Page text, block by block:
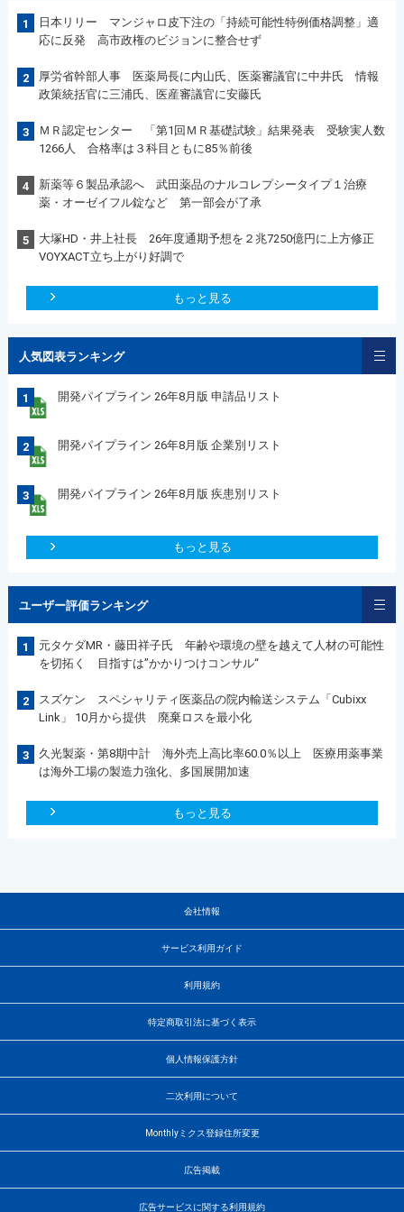
1
日本リリー マンジャロ皮下注の「持続可能性特例価格調整」適
応に反発 高市政権のビジョンに整合せず
2
厚労省幹部人事 医薬局長に内山氏、医薬審議官に中井氏 情報
政策統括官に三浦氏、医産審議官に安藤氏
3
ＭＲ認定センター 「第1回ＭＲ基礎試験」結果発表 受験実人数
1266人 合格率は３科目ともに85％前後
4
新薬等６製品承認へ 武田薬品のナルコレプシータイプ１治療
薬・オーゼイフル錠など 第一部会が了承
5
大塚HD・井上社長 26年度通期予想を２兆7250億円に上方修正
VOYXACT立ち上がり好調で
もっと見る
人気図表ランキング
1 開発パイプライン 26年8月版 申請品リスト
2 開発パイプライン 26年8月版 企業別リスト
3 開発パイプライン 26年8月版 疾患別リスト
もっと見る
ユーザー評価ランキング
1
元タケダMR・藤田祥子氏 年齢や環境の壁を越えて人材の可能性
を切拓く 目指すは”かかりつけコンサル“
2
スズケン スペシャリティ医薬品の院内輸送システム「Cubixx
Link」 10月から提供 廃棄ロスを最小化
3
久光製薬・第8期中計 海外売上高比率60.0％以上 医療用薬事業
は海外工場の製造力強化、多国展開加速
もっと見る
会社情報
サービス利用ガイド
利用規約
特定商取引法に基づく表示
個人情報保護方針
二次利用について
Monthlyミクス登録住所変更
広告掲載
広告サービスに関する利用規約